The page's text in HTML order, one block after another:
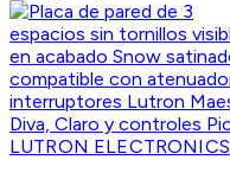
LUTRON ELECTRONICS